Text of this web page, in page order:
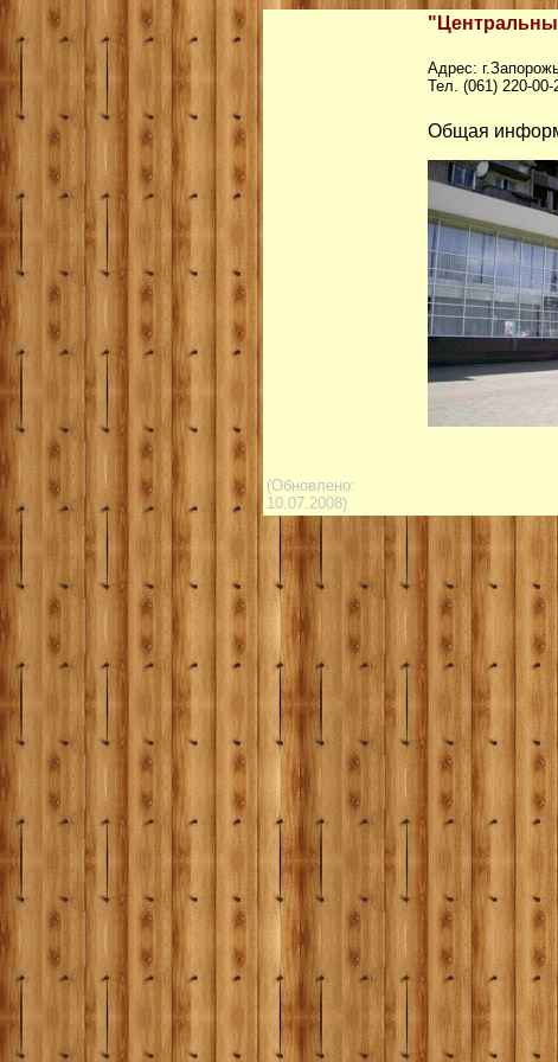
Адрес:
Тел. (061) 220-00-
Общая
(Обновлено:
10.07.2008)